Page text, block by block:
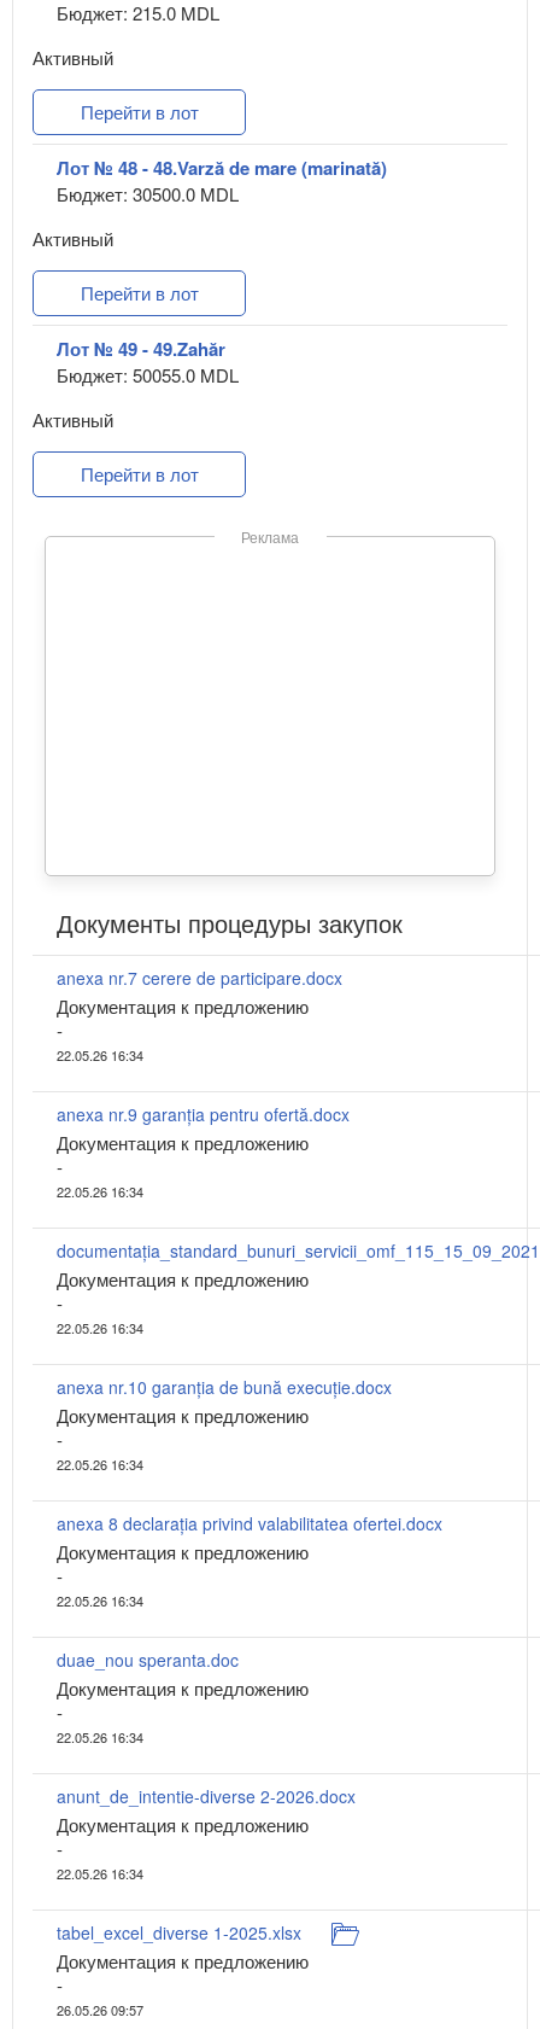
Бюджет: 215.0 MDL
Активный
Перейти в лот
Лот № 48 - 48.Varză de mare (marinată)
Бюджет: 30500.0 MDL
Активный
Перейти в лот
Лот № 49 - 49.Zahăr
Бюджет: 50055.0 MDL
Активный
Перейти в лот
Реклама
Документы процедуры закупок
anexa nr.7 cerere de participare.docx
Документация к предложению
-
22.05.26 16:34
anexa nr.9 garanția pentru ofertă.docx
Документация к предложению
-
22.05.26 16:34
Документация к предложению
-
22.05.26 16:34
anexa nr.10 garanția de bună execuție.docx
Документация к предложению
-
22.05.26 16:34
anexa 8 declarația privind valabilitatea ofertei.docx
Документация к предложению
-
22.05.26 16:34
duae_nou speranta.doc
Документация к предложению
-
22.05.26 16:34
anunt_de_intentie-diverse 2-2026.docx
Документация к предложению
-
22.05.26 16:34
tabel_excel_diverse 1-2025.xlsx
Документация к предложению
-
26.05.26 09:57